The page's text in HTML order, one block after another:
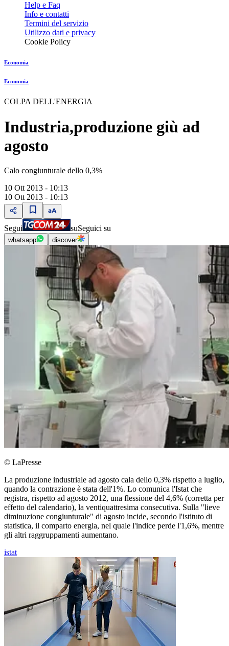
Help e Faq
Info e contatti
Termini del servizio
Utilizzo dati e privacy
Cookie Policy
Economia
Economia
COLPA DELL'ENERGIA
Industria,produzione giù ad
agosto
Calo congiunturale dello 0,3%
10 Ott 2013 - 10:13
10 Ott 2013 - 10:13
Segui suSeguici su
whatsapp discover
© LaPresse
La produzione industriale ad agosto cala dello 0,3% rispetto a luglio,
quando la contrazione è stata dell'1%. Lo comunica l'Istat che
registra, rispetto ad agosto 2012, una flessione del 4,6% (corretta per
effetto del calendario), la ventiquattresima consecutiva. Sulla "lieve
diminuzione congiunturale" di agosto incide, secondo l'istituto di
statistica, il comparto energia, nel quale l'indice perde l'1,6%, mentre
gli altri raggruppamenti aumentano.
istat